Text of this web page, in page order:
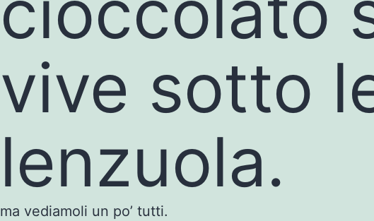
vive sotto
lenzuola.
ma vediamoli un po’ tutti.